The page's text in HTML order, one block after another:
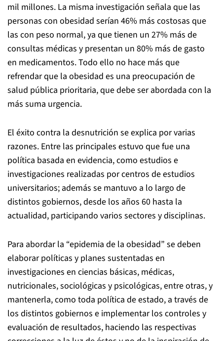
mil millones. La misma investigación señala que las
personas con obesidad serían 46% más costosas que
las con peso normal, ya que tienen un 27% más de
consultas médicas y presentan un 80% más de gasto
en medicamentos. Todo ello no hace más que
refrendar que la obesidad es una preocupación de
salud pública prioritaria, que debe ser abordada con la
más suma urgencia.
El éxito contra la desnutrición se explica por varias
razones. Entre las principales estuvo que fue una
política basada en evidencia, como estudios e
investigaciones realizadas por centros de estudios
universitarios; además se mantuvo a lo largo de
distintos gobiernos, desde los años 60 hasta la
actualidad, participando varios sectores y disciplinas.
Para abordar la “epidemia de la obesidad” se deben
elaborar políticas y planes sustentadas en
investigaciones en ciencias básicas, médicas,
nutricionales, sociológicas y psicológicas, entre otras, y
mantenerla, como toda política de estado, a través de
los distintos gobiernos e implementar los controles y
evaluación de resultados, haciendo las respectivas